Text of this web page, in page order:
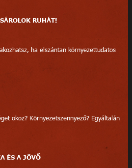
RUHÁT!
ha elszántan környezettudatos
okoz? Környezetszennyező? Egyáltalán
ÉS A JÖVŐ